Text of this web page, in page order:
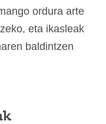
ordura arte
eta ikasleak
baldintzen